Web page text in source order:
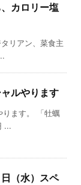
カロリー塩
リアン、菜食主
ルやります
ります。 「牡蠣
...
（水）スペ